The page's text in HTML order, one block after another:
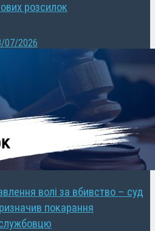
розсилок
07/2026
волі за вбивство – суд
покарання